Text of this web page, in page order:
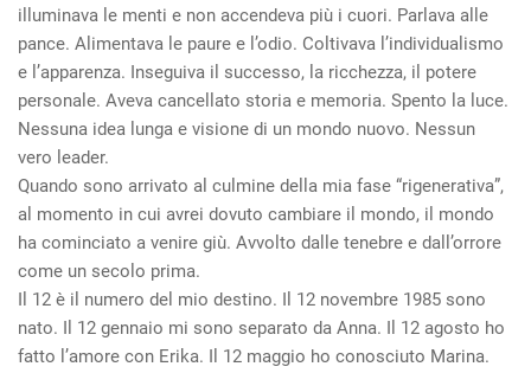
illuminava le menti e non accendeva più i cuori. Parlava alle
pance. Alimentava le paure e l’odio. Coltivava l’individualismo
e l’apparenza. Inseguiva il successo, la ricchezza, il potere
personale. Aveva cancellato storia e memoria. Spento la luce.
Nessuna idea lunga e visione di un mondo nuovo. Nessun
vero leader.
Quando sono arrivato al culmine della mia fase “rigenerativa”,
al momento in cui avrei dovuto cambiare il mondo, il mondo
ha cominciato a venire giù. Avvolto dalle tenebre e dall’orrore
come un secolo prima.
Il 12 è il numero del mio destino. Il 12 novembre 1985 sono
nato. Il 12 gennaio mi sono separato da Anna. Il 12 agosto ho
fatto l’amore con Erika. Il 12 maggio ho conosciuto Marina.